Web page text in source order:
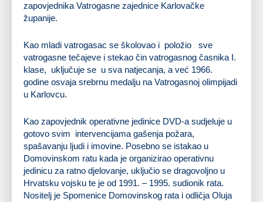
zapovjednika Vatrogasne zajednice Karlovačke
županije.
Kao mladi vatrogasac se školovao i položio sve
vatrogasne tečajeve i stekao čin vatrogasnog časnika I.
klase, uključuje se u sva natjecanja, a već 1966.
godine osvaja srebrnu medalju na Vatrogasnoj olimpijadi
u Karlovcu.
Kao zapovjednik operativne jedinice DVD-a sudjeluje u
gotovo svim intervencijama gašenja požara,
spašavanju ljudi i imovine. Posebno se istakao u
Domovinskom ratu kada je organizirao operativnu
jedinicu za ratno djelovanje, uključio se dragovoljno u
Hrvatsku vojsku te je od 1991. – 1995. sudionik rata.
Nositelj je Spomenice Domovinskog rata i odličja Oluja